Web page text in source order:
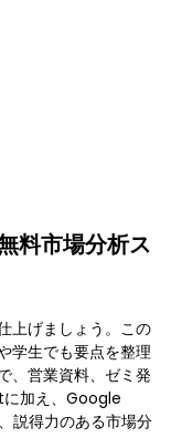
料市場分析ス
上げましょう。この
学生でも要点を整理
、営業資料、ゼミ発
加え、Google
説得力のある市場分